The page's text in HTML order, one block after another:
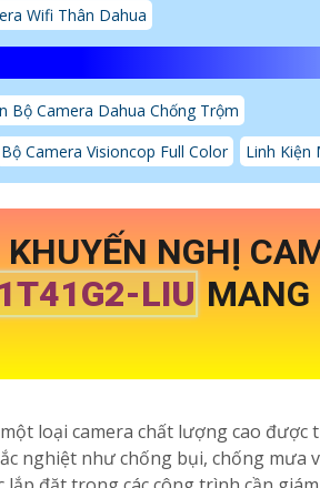
Wifi Thân Dahua
Bộ Camera Dahua Chống Trộm
Bộ Camera Visioncop Full Color Linh Kiện
NGHỊ
LIU MANG
loại camera chất lượng cao được
nghiệt như chống bụi, chống mưa